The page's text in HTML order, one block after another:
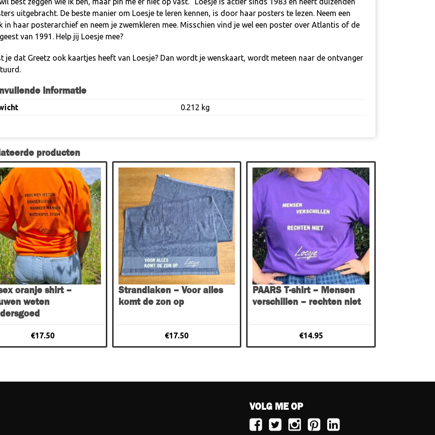
uitgebracht. De beste manier om Loesje te leren kennen, is door haar posters te lezen. Neem een
in haar posterarchief en neem je zwemkleren mee. Misschien vind je wel een poster over Atlantis of de
van 1991. Help jij Loesje mee?
je dat Greetz ook kaartjes heeft van Loesje? Dan wordt je wenskaart, wordt meteen naar de ontvanger
informatie
0.212 kg
producten
oranje shirt –
weten
€17.50
Strandlaken – Voor alles
komt de zon op
€17.50
PAARS T-shirt – Mensen
verschillen – rechten niet
€14.95
Dit
product
heeft
meerdere
variaties.
Deze
optie
kan
gekozen
worden
op
de
productpagina
VOLG ME OP
VolgVolgVolgVolgVolg